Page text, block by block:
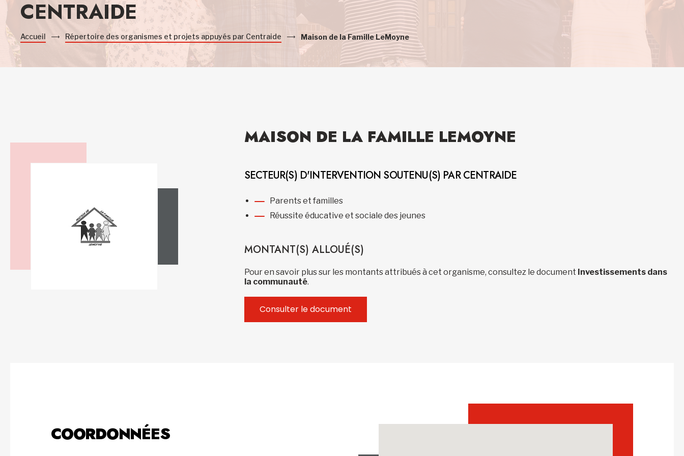
CENTRAIDE
Accueil Répertoire des organismes et projets appuyés par Centraide Maison de la Famille LeMoyne
MAISON DE LA FAMILLE LEMOYNE
SECTEUR(S) D'INTERVENTION SOUTENU(S) PAR CENTRAIDE
Parents et familles
Réussite éducative et sociale des jeunes
MONTANT(S) ALLOUÉ(S)
Pour en savoir plus sur les montants attribués à cet organisme, consultez le document Investissements dans
la communauté.
Consulter le document
COORDONNÉES